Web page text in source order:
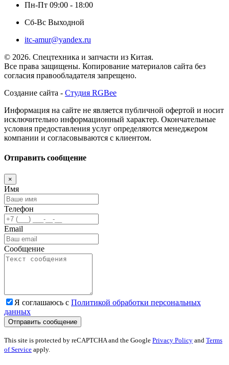
Пн-Пт 09:00 - 18:00
Сб-Вс Выходной
itc-amur@yandex.ru
© 2026. Спецтехника и запчасти из Китая.
Все права защищены. Копирование материалов сайта без
согласия правообладателя запрещено.
Создание сайта - Студия RGBee
Информация на сайте не является публичной офертой и носит
исключительно информационный характер. Окончательные
условия предоставления услуг определяются менеджером
компании и согласовываются с клиентом.
Отправить сообщение
×
Имя
Телефон
Email
Сообщение
Я соглашаюсь с Политикой обработки персональных
данных
This site is protected by reCAPTCHA and the Google Privacy Policy and Terms
of Service apply.